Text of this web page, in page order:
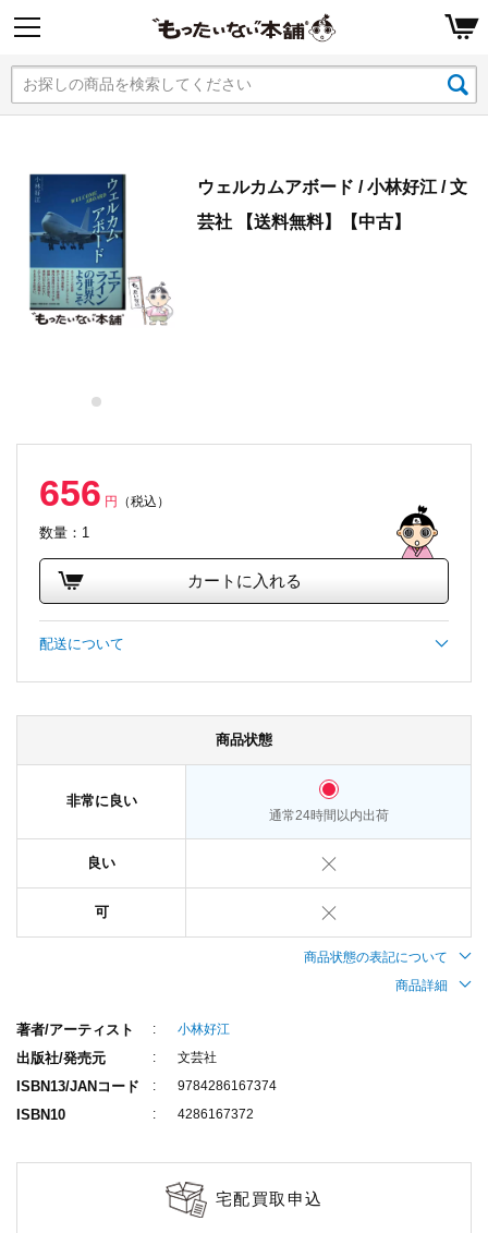
ウェルカムアボード / 小林好江 / 文
芸社 【送料無料】【中古】
656 円 （税込）
数量：1
カートに入れる
配送について
商品状態
非常に良い
通常24時間以内出荷
良い
可
商品状態の表記について
商品詳細
著者/アーティスト 小林好江
出版社/発売元 文芸社
ISBN13/JANコード 9784286167374
ISBN10 4286167372
宅配買取申込